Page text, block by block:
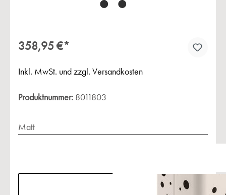
358,95 €*
Inkl. MwSt. und zzgl. Versandkosten
Produktnummer: 8011803
Matt